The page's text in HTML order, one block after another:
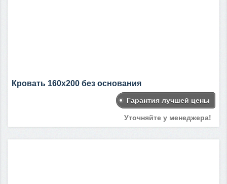
Кровать 160х200 без основания
Гарантия лучшей цены
Уточняйте у менеджера!